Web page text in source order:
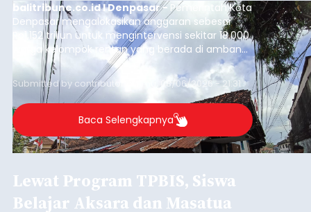
balitribune.co.id I Denpasar - Pemerintah Kota
Denpasar mengalokasikan anggaran sebesar
Rp1,152 triliun untuk mengintervensi sekitar 18.000
warga kelompok rentan yang berada di ambang
garis kemiskinan. Langkah strategis ini diambil
guna menjaga masyarakat yang berada pada
kelompok desil 5 dan 6 tersebut agar tidak
merosot ke kategori miskin.
Submitted by contributor Thu, 08/06/2026 - 21:31
Baca Selengkapnya
Lewat Program TPBIS, Siswa
Belajar Aksara dan Masatua